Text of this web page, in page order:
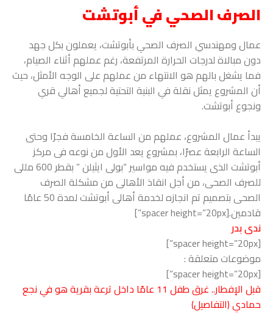
الصرف الصحي في أبوتشت
عمال ومهندسي الصرف الصحي بأبوتشت، يعملون بكل جهد
دون مبالاة لدرجات الحرارة المرتفعة، رغم عملهم أثناء الصيام،
فما يشغل بالهم هو الانتهاء من عملهم على الوجه الأمثل، حيث
أن المشروع يمثل نقلة في البنية التحتية لجميع أهالي قري
ونجوع أبوتشت.
يبدأ عمال المشروع، عملهم من الساعة الخامسة فجرًا وحتى
الساعة الرابعة عصرًا، بمشروع يعد الأول من نوعه فى مركز
أبوتشت الذى يستخدم فيه مواسير “بولى ايثيلن ” بقطر 600 مللى
للصرف الصحى، من أجل انقاذ الأهالى من مشكلة الصرف
الصحى بتصميم تم انجازه لخدمة أهالى أبوتشت لمدة 50 عامًا
قادمين.[spacer height=”20px”]
ندى بدر
[spacer height=”20px”]
موضوعات متعلقة :
[spacer height=”20px”]
قبل الإفطار.. غرق طفل 11 عامًا داخل ترعة بقرية هو في نجع
حمادي (التفاصيل)